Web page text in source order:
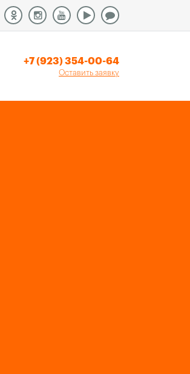
+7 (923) 354-00-64
Оставить заявку